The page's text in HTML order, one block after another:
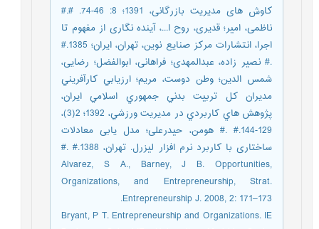
کاوش های مدیریت بازرگانی، 1391؛ 8: 46-74. #.#
ناظمی، امیر؛ قدیری، روح ا...، آینده نگاری از مفهوم تا
اجرا، انتشارات مرکز صنایع نوین، تهران، ایران؛ 1385.#
.# نصیر زاده، عبدالمهدی؛ فراهانی، ابوالفضل؛ رضایی،
شمس الدین؛ وطن دوست، مریم؛ ارزيابي كارآفريني
مديران كل تربيت بدني جمهوري اسلامي ايران،
پژوهش هاي كاربردي در مديريت ورزشي، 1392؛ 2(3)،
129-144.# .# هومن، حیدرعلی؛ مدل یابی معادلات
ساختاری با کاربرد نرم افزار لیزرل. تهران، 1388.# .#
Alvarez, S A., Barney, J B. Opportunities,
Organizations, and Entrepreneurship, Strat.
Entrepreneurship J. 2008, 2: 171–173.
Bryant, P T. Entrepreneurship and Organizations. IE